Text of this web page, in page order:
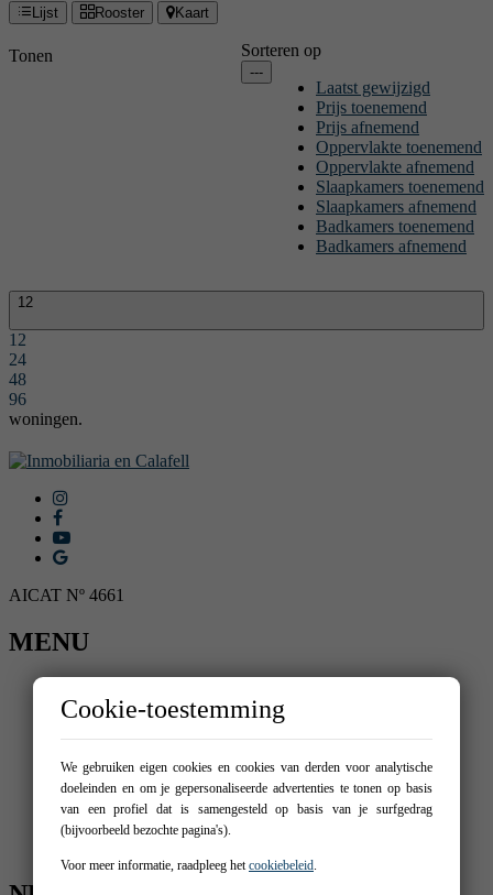
Lijst Rooster Kaart
Sorteren op
---
Laatst gewijzigd
Prijs toenemend
Prijs afnemend
Oppervlakte toenemend
Oppervlakte afnemend
Slaapkamers toenemend
Slaapkamers afnemend
Badkamers toenemend
Badkamers afnemend
Tonen
12
12
24
48
96
woningen.
AICAT Nº 4661
MENU
Kopen
Detalle promoción
Verkoop uw woning
Wij
Diensten
Cookie-toestemming
We gebruiken eigen cookies en cookies van derden voor analytische
doeleinden en om je gepersonaliseerde advertenties te tonen op basis
van een profiel dat is samengesteld op basis van je surfgedrag
(bijvoorbeeld bezochte pagina's).
Voor meer informatie, raadpleeg hetcookiebeleid.